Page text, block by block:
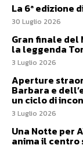
La 6ª edizione
30 Luglio 2026
Gran finale del
la leggenda
3 Luglio 2026
Aperture
Barbara e
un ciclo di
3 Luglio 2026
Una Notte per
anima il centro